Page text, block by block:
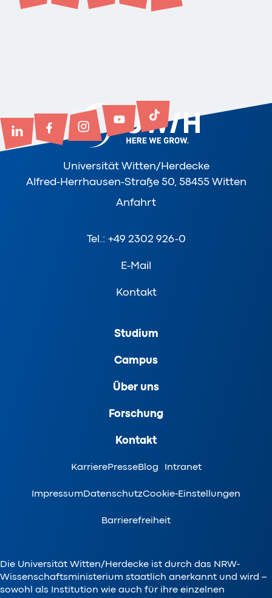
Universität Witten/Herdecke
Alfred-Herrhausen-Straße 50, 58455 Witten
Anfahrt
Tel.: +49 2302 926-0
E-Mail
Kontakt
Studium
Campus
Über uns
Forschung
Kontakt
KarrierePresseBlog Intranet
ImpressumDatenschutzCookie-Einstellungen
Barrierefreiheit
Die Universität Witten/Herdecke ist durch das NRW-
Wissenschaftsministerium staatlich anerkannt und wird –
sowohl als Institution wie auch für ihre einzelnen